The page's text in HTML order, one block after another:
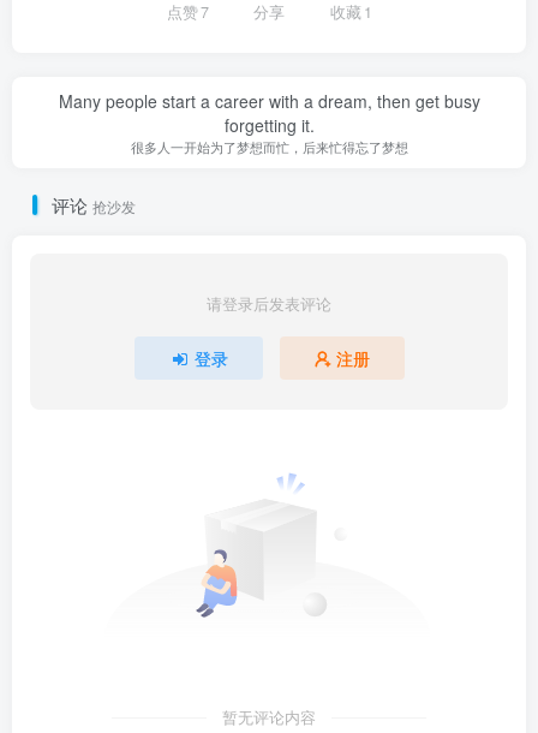
点赞7 分享 收藏1
Many people start a career with a dream, then get busy
forgetting it.
很多人一开始为了梦想而忙，后来忙得忘了梦想
评论 抢沙发
请登录后发表评论
登录 注册
暂无评论内容